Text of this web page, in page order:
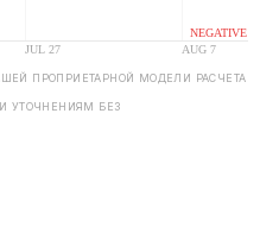
ПРОПРИЕТАРНОЙ МОДЕЛИ РАСЧЕТА
УТОЧНЕНИЯМ БЕЗ